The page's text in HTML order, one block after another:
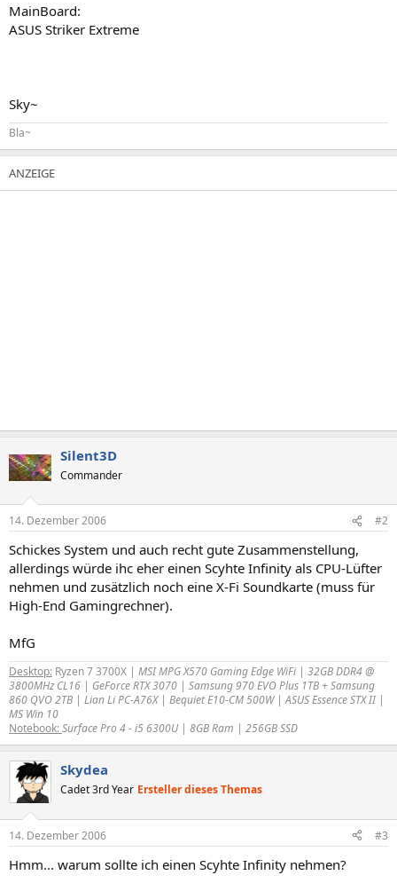
MainBoard:
ASUS Striker Extreme
Sky~
Bla~
Silent3D
Commander
14. Dezember 2006 #2
Schickes System und auch recht gute Zusammenstellung,
allerdings würde ihc eher einen Scyhte Infinity als CPU-Lüfter
nehmen und zusätzlich noch eine X-Fi Soundkarte (muss für
High-End Gamingrechner).
MfG
Desktop: Ryzen 7 3700X | MSI MPG X570 Gaming Edge WiFi | 32GB DDR4 @
3800MHz CL16 | GeForce RTX 3070 | Samsung 970 EVO Plus 1TB + Samsung
860 QVO 2TB | Lian Li PC-A76X | Bequiet E10-CM 500W | ASUS Essence STX II |
MS Win 10
Notebook:Surface Pro 4 - i5 6300U | 8GB Ram | 256GB SSD
Skydea
Cadet 3rd Year Ersteller dieses Themas
14. Dezember 2006 #3
Hmm... warum sollte ich einen Scyhte Infinity nehmen?